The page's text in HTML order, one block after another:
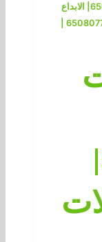
خدمة الضيافة العربية في الكويت |65080771| الابداع
|51678199|